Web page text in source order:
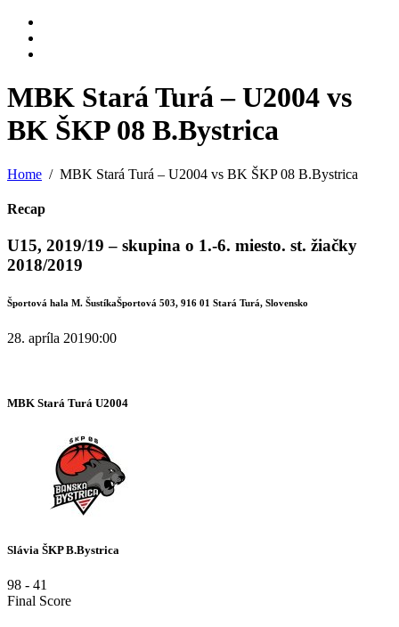
MBK Stará Turá – U2004 vs
BK ŠKP 08 B.Bystrica
Home MBK Stará Turá – U2004 vs BK ŠKP 08 B.Bystrica
Recap
U15, 2019/19 – skupina o 1.-6. miesto. st. žiačky
2018/2019
Športová hala M. ŠustíkaŠportová 503, 916 01 Stará Turá, Slovensko
28. apríla 20190:00
MBK Stará Turá U2004
Slávia ŠKP B.Bystrica
98 - 41
Final Score